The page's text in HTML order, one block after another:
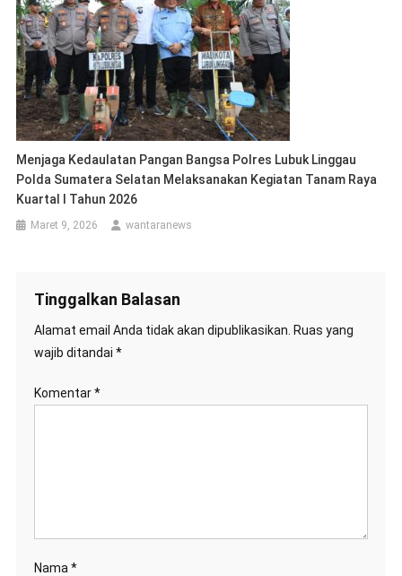
Menjaga Kedaulatan Pangan Bangsa Polres Lubuk Linggau
Polda Sumatera Selatan Melaksanakan Kegiatan Tanam Raya
Kuartal I Tahun 2026
Maret 9, 2026 wantaranews
Tinggalkan Balasan
Alamat email Anda tidak akan dipublikasikan. Ruas yang
wajib ditandai *
Komentar*
Nama *